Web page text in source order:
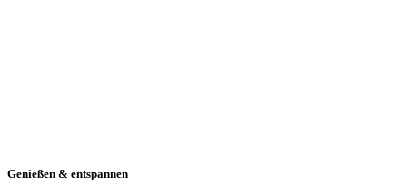
Genießen & entspannen